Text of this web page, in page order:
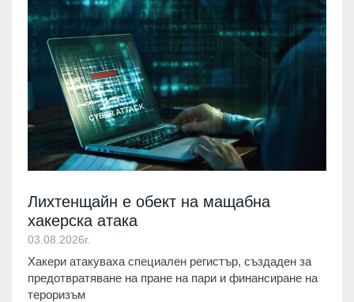
Лихтенщайн е обект на мащабна
хакерска атака
03.08.2026г.
Хакери атакуваха специален регистър, създаден за
предотвратяване на пране на пари и финансиране на
тероризъм